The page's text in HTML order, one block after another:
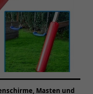
Masten und